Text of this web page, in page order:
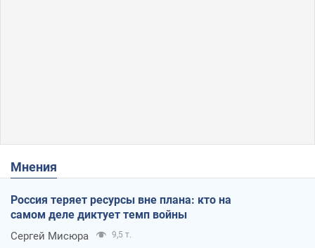
Мнения
Россия теряет ресурсы вне плана: кто на
самом деле диктует темп войны
Сергей Мисюра 9,5 т.